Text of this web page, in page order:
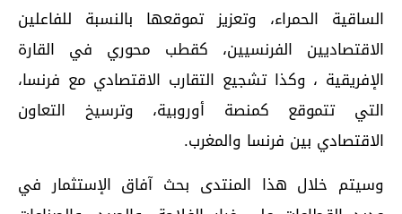
الساقية الحمراء، وتعزيز تموقعها بالنسبة للفاعلين
الاقتصاديين الفرنسيين، كقطب محوري في القارة
الإفريقية ، وكذا تشجيع التقارب الاقتصادي مع فرنسا،
التي تتموقع كمنصة أوروبية، وترسيخ التعاون
الاقتصادي بين فرنسا والمغرب.
وسيتم خلال هذا المنتدى بحث آفاق الإستثمار في